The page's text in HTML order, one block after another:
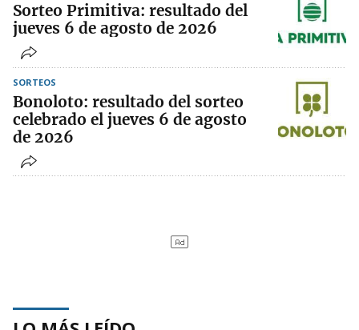
Sorteo Primitiva: resultado del
jueves 6 de agosto de 2026
SORTEOS
Bonoloto: resultado del sorteo
celebrado el jueves 6 de agosto
de 2026